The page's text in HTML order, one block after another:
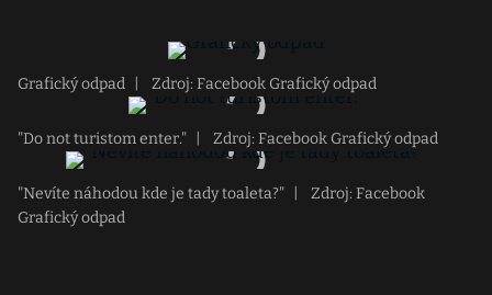
Grafický odpad Zdroj: Facebook Grafický odpad
"Do not turistom enter." Zdroj: Facebook Grafický odpad
"Nevíte náhodou kde je tady toaleta?"
Zdroj: Facebook
Grafický odpad